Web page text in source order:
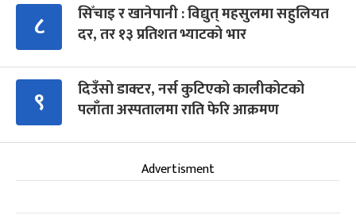
८
सिँचाइ र खानेपानी : विद्युत् महसुलमा सहुलियत
दर, तर १३ प्रतिशत भ्याटको भार
९
दिउँसो डाक्टर, नर्स कुटिएको कालीकोटको
पलाँता अस्पतालमा राति फेरि आक्रमण
Advertisment